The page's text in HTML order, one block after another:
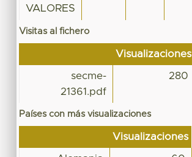
VALORES
Visitas al fichero
Visualizaciones
secme-
21361.pdf
280
Países con más visualizaciones
Visualizaciones